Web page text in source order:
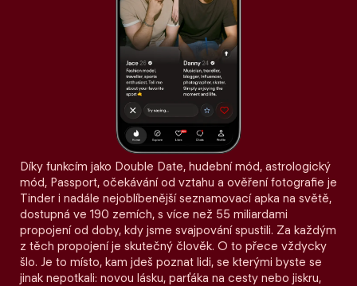
Díky funkcím jako Double Date, hudební mód, astrologický
mód, Passport, očekávání od vztahu a ověření fotografie je
Tinder i nadále nejoblíbenější seznamovací apka na světě,
dostupná ve 190 zemích, s více než 55 miliardami
propojení od doby, kdy jsme svajpování spustili. Za každým
z těch propojení je skutečný člověk. O to přece vždycky
šlo. Je to místo, kam jdeš poznat lidi, se kterými byste se
jinak nepotkali: novou lásku, parťáka na cesty nebo jiskru,